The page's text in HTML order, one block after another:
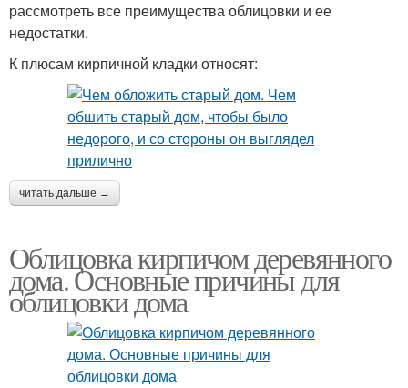
рассмотреть все преимущества облицовки и ее
недостатки.
К плюсам кирпичной кладки относят:
читать дальше →
Облицовка кирпичом деревянного
дома. Основные причины для
облицовки дома